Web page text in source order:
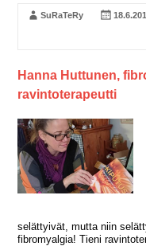
SuRaTeRy
Hanna Huttunen,
ravintoterapeutti
selättyivät, mutta niin
fibromyalgia! Tieni